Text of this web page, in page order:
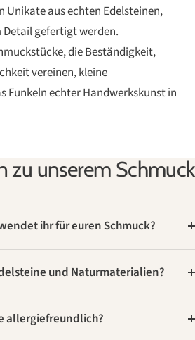
Unikate aus echten Edelsteinen,
Detail gefertigt werden.
die Beständigkeit,
vereinen, kleine
Funkeln echter Handwerkskunst in
zu unserem Schmuck
ihr für euren Schmuck?
und Naturmaterialien?
allergiefreundlich?